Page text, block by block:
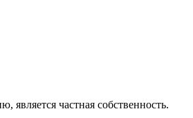
является частная собственность.